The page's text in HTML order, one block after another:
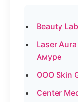
Beauty
Laser
Амуре
ООО Skin
Center